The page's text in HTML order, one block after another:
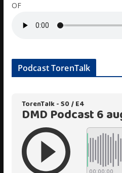
OF
Podcast TorenTalk